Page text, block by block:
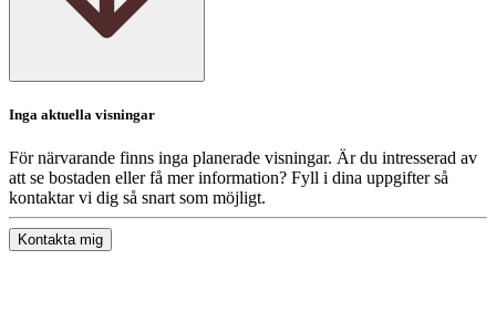
Inga aktuella visningar
För närvarande finns inga planerade visningar. Är du intresserad av
att se bostaden eller få mer information? Fyll i dina uppgifter så
kontaktar vi dig så snart som möjligt.
Kontakta mig